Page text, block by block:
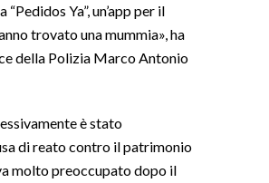
Ya”, un’app per il
trovato una mummia», ha
della Polizia Marco Antonio
è stato
di reato contro il patrimonio
molto preoccupato dopo il